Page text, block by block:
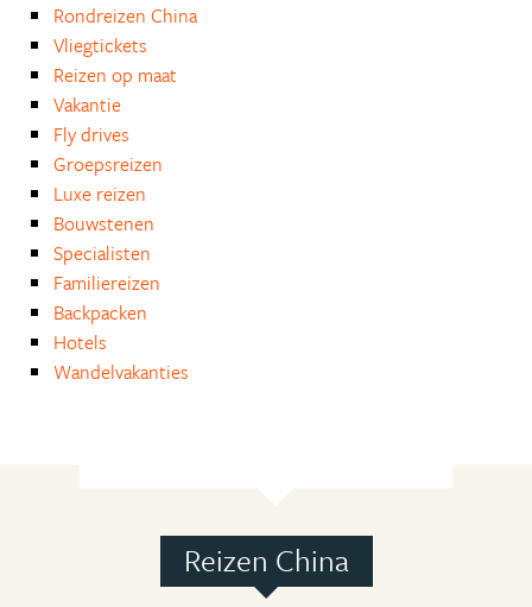
Rondreizen China
Vliegtickets
Reizen op maat
Vakantie
Fly drives
Groepsreizen
Luxe reizen
Bouwstenen
Specialisten
Familiereizen
Backpacken
Hotels
Wandelvakanties
Reizen China